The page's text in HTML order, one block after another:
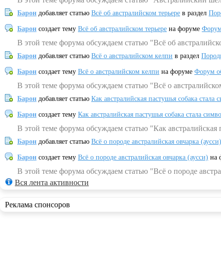
Барон добавляет статью Всё об австралийском терьере в раздел
Барон создает тему Всё об австралийском терьере на форуме
В этой теме форума обсуждаем статью "Всё об
Барон добавляет статью Всё о австралийском келпи в раздел
Барон создает тему Всё о австралийском келпи на форуме Форум
В этой теме форума обсуждаем статью "Всё о
Барон добавляет статью Как австралийская пастушья собака
Барон создает тему Как австралийская пастушья собака стала
В этой теме форума обсуждаем статью "Как
Барон добавляет статью Всё о породе австралийская овчарка (аусси)
Барон создает тему Всё о породе австралийская овчарка (аусси) на
В этой теме форума обсуждаем статью "Всё о породе
Вся лента активности
Реклама спонсоров